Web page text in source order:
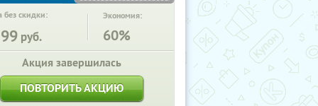
без скидки:
руб.
Экономия:
60%
Акция завершилась
ПОВТОРИТЬ АКЦИЮ